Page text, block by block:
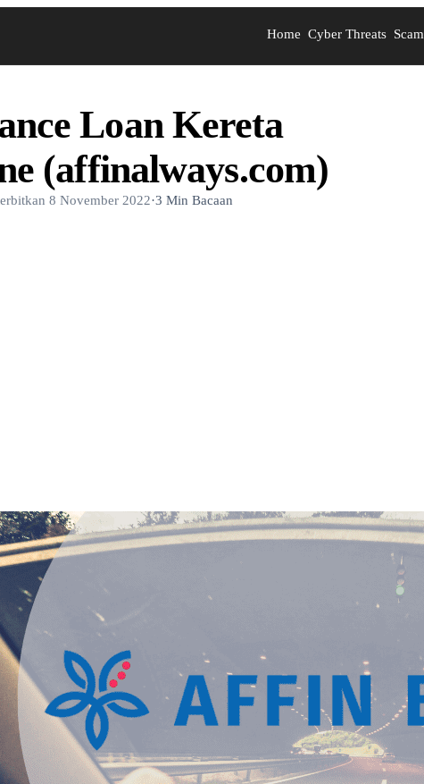
Home Cyber Threats Scam
Loan Kereta
(affinalways.com)
8 November 2022·3 Min Bacaan